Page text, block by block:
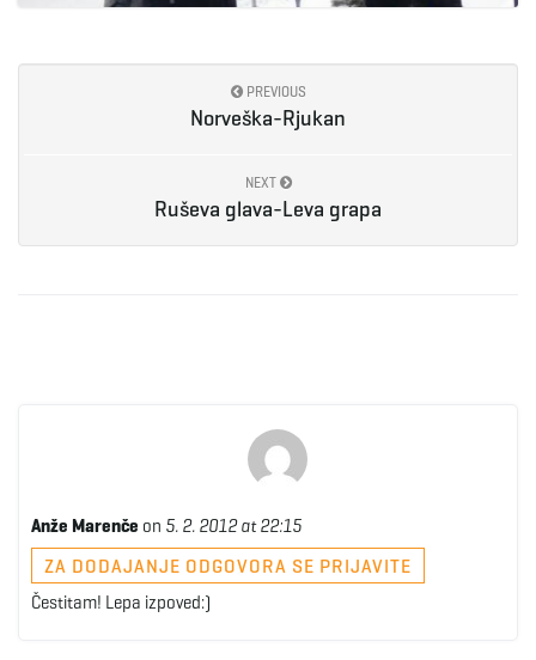
PREVIOUS
Norveška-Rjukan
NEXT
Ruševa glava-Leva grapa
Anže Marenče on 5. 2. 2012 at 22:15
ZA DODAJANJE ODGOVORA SE PRIJAVITE
Čestitam! Lepa izpoved:)